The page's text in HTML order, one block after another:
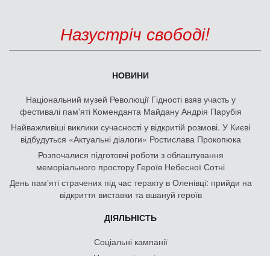
Назустріч свободі!
НОВИНИ
Національний музей Революції Гідності взяв участь у
фестивалі пам'яті Коменданта Майдану Андрія Парубія
Найважливіші виклики сучасності у відкритій розмові. У Києві
відбудуться «Актуальні діалоги» Ростислава Прокопюка
Розпочалися підготовчі роботи з облаштування
меморіального простору Героїв Небесної Сотні
День памʼяті страчених під час теракту в Оленівці: прийди на
відкриття виставки та вшануй героїв
ДІЯЛЬНІСТЬ
Соціальні кампанії